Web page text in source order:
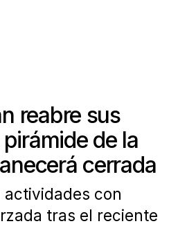
reabre sus
de la
cerrada
actividades con
tras el reciente